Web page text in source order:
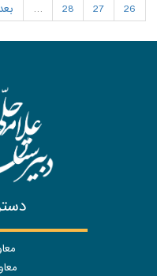
26
27
28
…